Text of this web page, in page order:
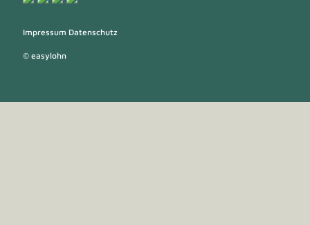
Impressum Datenschutz
© easylohn